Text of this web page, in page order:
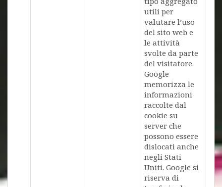
utili per
valutare l’uso
del sito web e
le attività
svolte da parte
del visitatore.
Google
memorizza le
informazioni
raccolte dal
cookie su
server che
possono essere
dislocati anche
negli Stati
Uniti. Google si
riserva di